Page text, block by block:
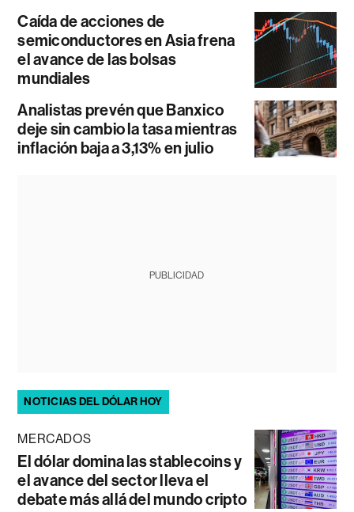
Caída de acciones de
semiconductores en Asia frena
el avance de las bolsas
mundiales
Analistas prevén que Banxico
deje sin cambio la tasa mientras
inflación baja a 3,13% en julio
PUBLICIDAD
NOTICIAS DEL DÓLAR HOY
MERCADOS
El dólar domina las stablecoins y
el avance del sector lleva el
debate más allá del mundo cripto